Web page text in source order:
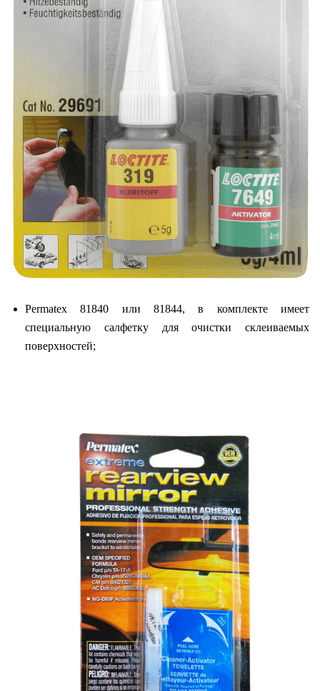
Permatex 81840 или 81844, в комплекте имеет
специальную салфетку для очистки склеиваемых
поверхностей;